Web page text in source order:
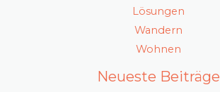
Lösungen
Wandern
Wohnen
Neueste Beiträge